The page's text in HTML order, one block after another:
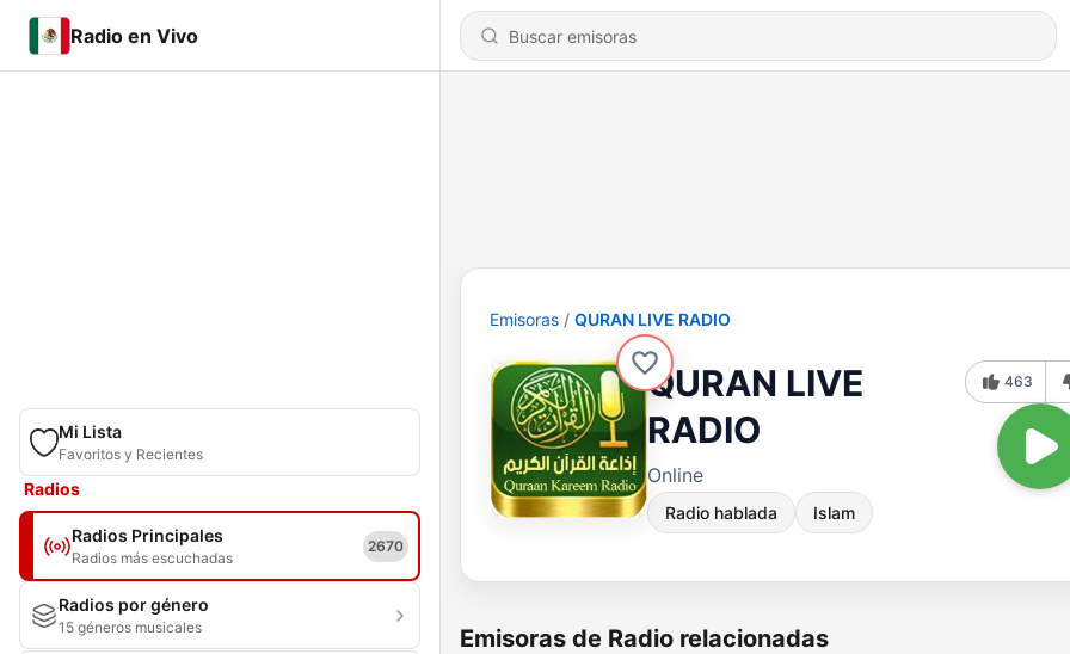
Radio en Vivo
Mi Lista
Favoritos y Recientes
Radios
Radios Principales
Radios más escuchadas
2670
Radios por género
15 géneros musicales
Emisoras QURAN LIVE RADIO
QURAN LIVE
RADIO
Online
Radio hablada Islam
463
Emisoras de Radio relacionadas